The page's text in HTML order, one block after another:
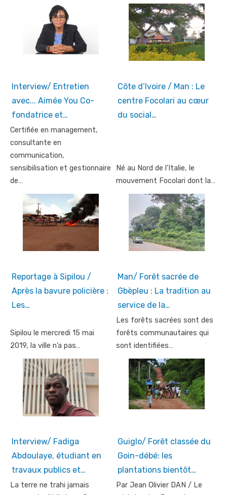
Interview/ Entretien
avec... Aimée You Co-
fondatrice et…
Certifiée en management,
consultante en
communication,
sensibilisation et gestionnaire
de…
Côte d’Ivoire / Man : Le
centre Focolari au cœur
du social…
Né au Nord de l’Italie, le
mouvement Focolari dont la…
Reportage à Sipilou /
Après la bavure policière :
Les…
Sipilou le mercredi 15 mai
2019, la ville n’a pas…
Man/ Forêt sacrée de
Gbèpleu : La tradition au
service de la…
Les forêts sacrées sont des
forêts communautaires qui
sont identifiées…
Interview/ Fadiga
Abdoulaye, étudiant en
travaux publics et…
La terre ne trahi jamais
Guiglo/ Forêt classée du
Goin-débé: les
plantations bientôt…
Par Jean Olivier DAN / Le